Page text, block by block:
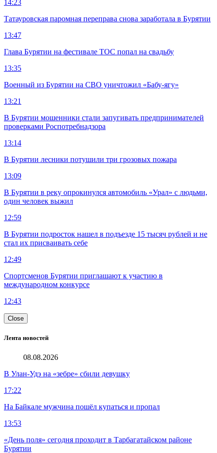
14:23
Татауровская паромная переправа снова заработала в Бурятии
13:47
Глава Бурятии на фестивале ТОС попал на свадьбу
13:35
Военный из Бурятии на СВО уничтожил «Бабу-ягу»
13:21
В Бурятии мошенники стали запугивать предпринимателей
проверками Роспотребнадзора
13:14
В Бурятии лесники потушили три грозовых пожара
13:09
В Бурятии в реку опрокинулся автомобиль «Урал» с людьми,
один человек выжил
12:59
В Бурятии подросток нашел в подъезде 15 тысяч рублей и не
стал их присваивать себе
12:49
Спортсменов Бурятии приглашают к участию в
международном конкурсе
12:43
Close
Лента новостей
08.08.2026
В Улан-Удэ на «зебре» сбили девушку
17:22
На Байкале мужчина пошёл купаться и пропал
13:53
«День поля» сегодня проходит в Тарбагатайском районе
Бурятии